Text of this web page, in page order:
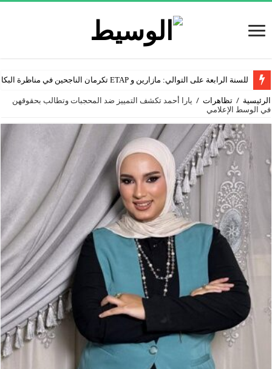
للسنة الرابعة على التوالي: مازارين و ETAP تكرمان الناجحين في مناظرة البكالوريا
الرئيسية / تظاهرات / يارا أحمد تكشف التمييز ضد المحجبات وتطالب بحقوقهن
في الوسط الإعلامي